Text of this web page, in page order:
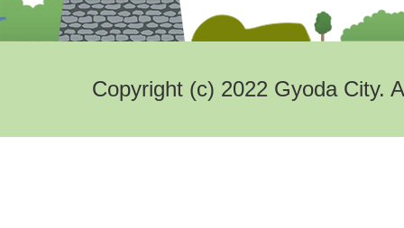
Copyright (c) 2022 Gyoda City.